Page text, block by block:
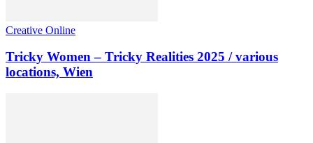
Creative Online
Tricky Women – Tricky Realities 2025 / various
locations, Wien